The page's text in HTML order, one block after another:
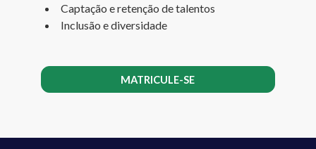
Captação e retenção de talentos
Inclusão e diversidade
MATRICULE-SE